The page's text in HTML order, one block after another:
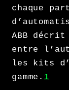
chaque
ABB décrit
entre
les kits
gamme. 1